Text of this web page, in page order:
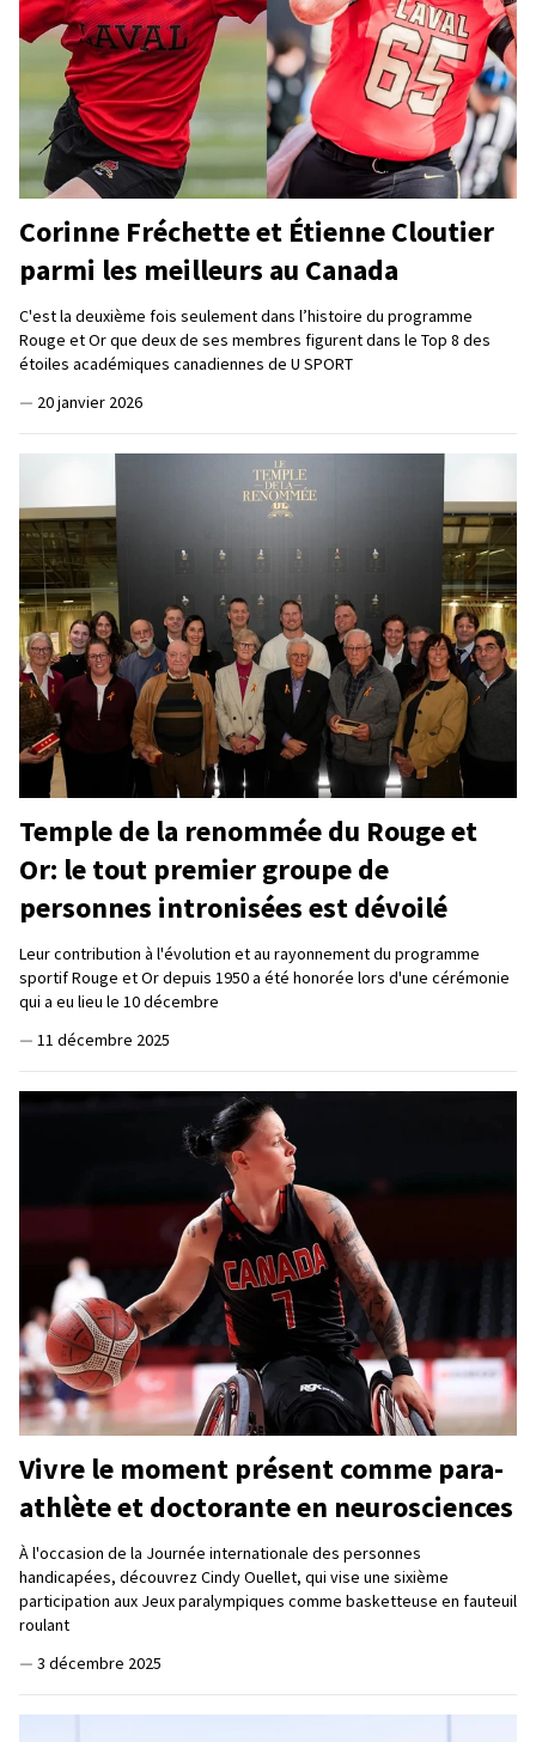
Corinne Fréchette et Étienne Cloutier
parmi les meilleurs au Canada
C'est la deuxième fois seulement dans l’histoire du programme
Rouge et Or que deux de ses membres figurent dans le Top 8 des
étoiles académiques canadiennes de U SPORT
— 20 janvier 2026
Temple de la renommée du Rouge et
Or: le tout premier groupe de
personnes intronisées est dévoilé
Leur contribution à l'évolution et au rayonnement du programme
sportif Rouge et Or depuis 1950 a été honorée lors d'une cérémonie
qui a eu lieu le 10 décembre
— 11 décembre 2025
Vivre le moment présent comme para-
athlète et doctorante en neurosciences
À l'occasion de la Journée internationale des personnes
handicapées, découvrez Cindy Ouellet, qui vise une sixième
participation aux Jeux paralympiques comme basketteuse en fauteuil
roulant
— 3 décembre 2025